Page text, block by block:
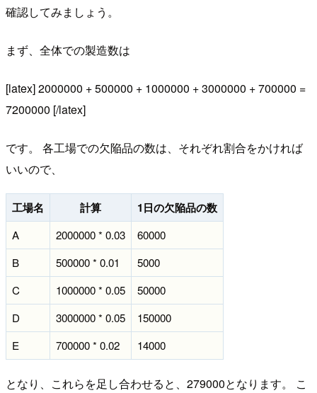
確認してみましょう。
まず、全体での製造数は
[latex] 2000000 + 500000 + 1000000 + 3000000 + 700000 =
7200000 [/latex]
です。 各工場での欠陥品の数は、それぞれ割合をかければ
いいので、
工場名 計算 1日の欠陥品の数
A 2000000 * 0.03
60000
B
500000 * 0.01
5000
C
1000000 * 0.05
50000
D
3000000 * 0.05
150000
E
700000 * 0.02 14000
となり、これらを足し合わせると、279000となります。 こ